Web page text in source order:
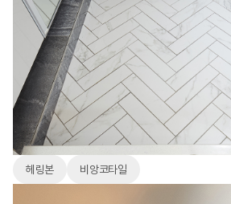
헤링본 비앙코타일